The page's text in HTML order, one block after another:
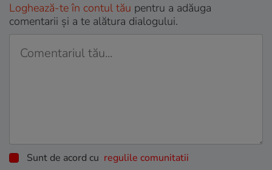
Loghează-te în contul tău pentru a adăuga
comentarii și a te alătura dialogului.
Sunt de acord cu regulile comunitatii